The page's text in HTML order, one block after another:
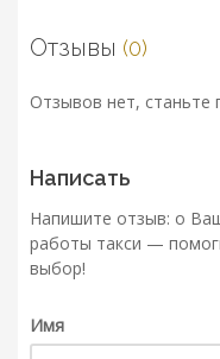
Отзывы (0)
Отзывов нет, станьте
Написать
Напишите отзыв: о
работы такси —
выбор!
Имя